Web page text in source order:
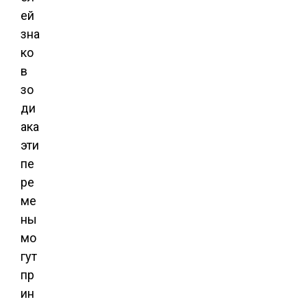
ей
зна
ко
в
зо
ди
ака
эти
пе
ре
ме
ны
мо
гут
пр
ин